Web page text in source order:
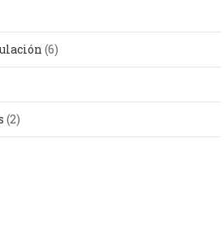
(6)
(2)